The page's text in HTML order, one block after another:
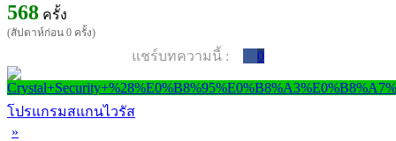
568 ครั้ง
(สัปดาห์ก่อน 0 ครั้ง)
แชร์บทความนี้ : 0
โปรแกรมสแกนไวรัส
»